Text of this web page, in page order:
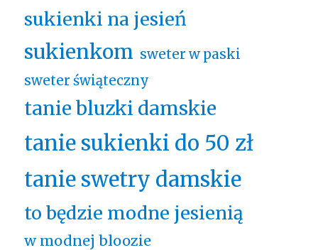
sukienki na jesień
sukienkom sweter w paski
sweter świąteczny
tanie bluzki damskie
tanie sukienki do 50 zł
tanie swetry damskie
to będzie modne jesienią
w modnej bloozie